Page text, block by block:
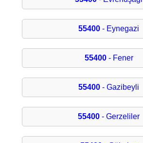
55400 - Eynegazi
55400- Fener
55400 - Gazibeyli
55400 - Gerzeliler